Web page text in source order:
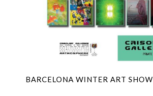
BARCELONA WINTER ART SHOW